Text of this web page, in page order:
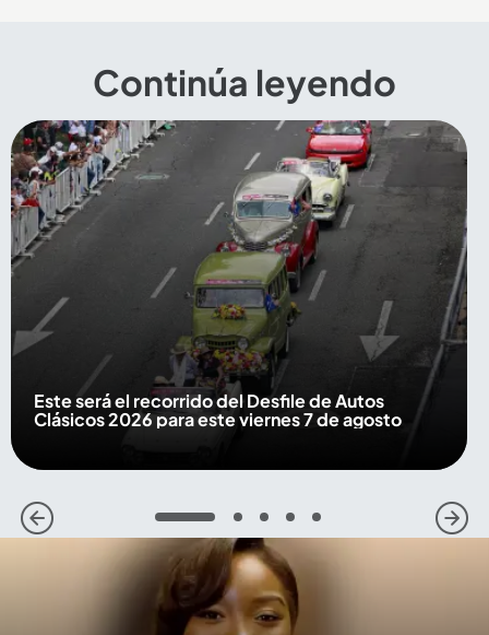
Continúa leyendo
Este será el recorrido del Desfile de Autos
Clásicos 2026 para este viernes 7 de agosto
1 2 3 4 5